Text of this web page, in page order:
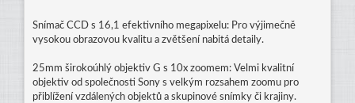
Snímač CCD s 16,1 efektivního megapixelu: Pro výjimečně
vysokou obrazovou kvalitu a zvětšení nabitá detaily.
25mm širokoúhlý objektiv G s 10x zoomem: Velmi kvalitní
objektiv od společnosti Sony s velkým rozsahem zoomu pro
přiblížení vzdálených objektů a skupinové snímky či krajiny.